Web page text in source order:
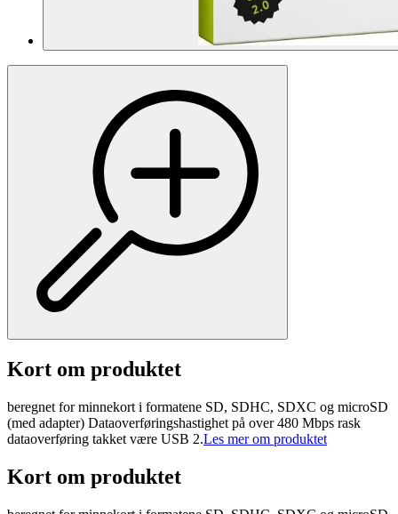
Kort om produktet
beregnet for minnekort i formatene SD, SDHC, SDXC og microSD
(med adapter) Dataoverføringshastighet på over 480 Mbps rask
dataoverføring takket være USB 2.Les mer om produktet
Kort om produktet